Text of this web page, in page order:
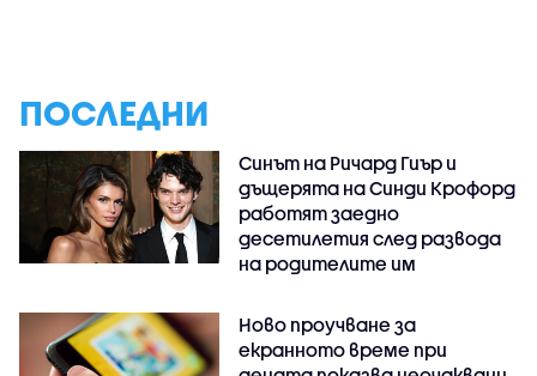
ПОСЛЕДНИ
Синът на Ричард Гиър и
дъщерята на Синди Крофорд
работят заедно
десетилетия след развода
на родителите им
Ново проучване за
екранното време при